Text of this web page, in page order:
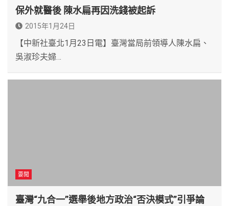
保外就醫後 陳水扁再因洗錢被起訴
2015年1月24日
【中新社臺北1月23日電】臺灣當局前領導人陳水扁、
吳淑珍夫婦…
要聞
臺灣“九合一”選舉後地方政治“否決模式”引爭論